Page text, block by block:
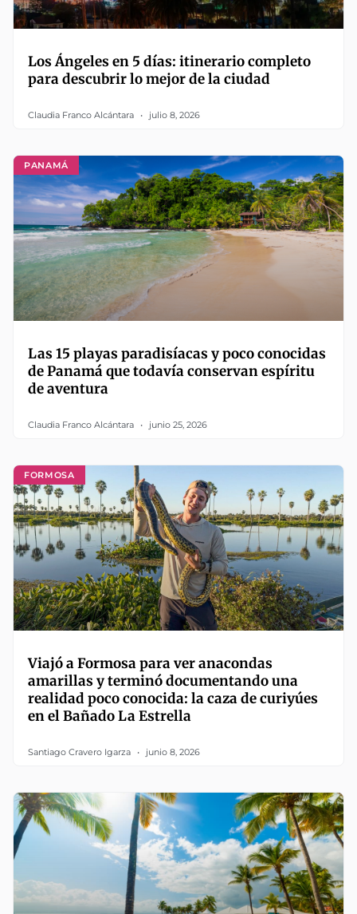
Los Ángeles en 5 días: itinerario completo
para descubrir lo mejor de la ciudad
Claudia Franco Alcántara julio 8, 2026
PANAMÁ
Las 15 playas paradisíacas y poco conocidas
de Panamá que todavía conservan espíritu
de aventura
Claudia Franco Alcántara junio 25, 2026
FORMOSA
Viajó a Formosa para ver anacondas
amarillas y terminó documentando una
realidad poco conocida: la caza de curiyúes
en el Bañado La Estrella
Santiago Cravero Igarza junio 8, 2026